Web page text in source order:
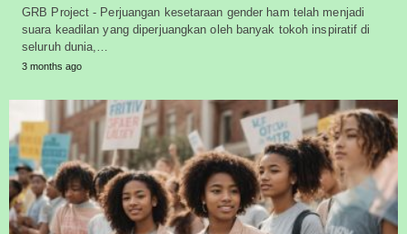
GRB Project - Perjuangan kesetaraan gender ham telah menjadi
suara keadilan yang diperjuangkan oleh banyak tokoh inspiratif di
seluruh dunia,…
3 months ago